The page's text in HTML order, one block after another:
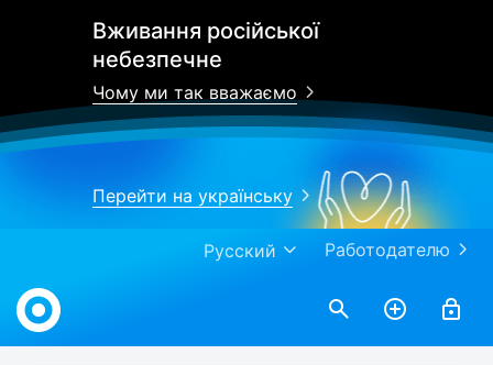
Вживання російської
небезпечне
Чому ми так вважаємо
Перейти на українську
Работодателю
Русский
Work.ua